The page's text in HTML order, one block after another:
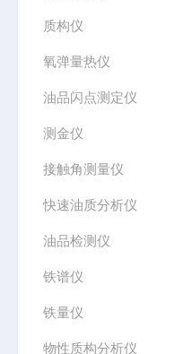
质构仪
氧弹量热仪
油品闪点测定仪
测金仪
接触角测量仪
快速油质分析仪
油品检测仪
铁谱仪
铁量仪
物性质构分析仪